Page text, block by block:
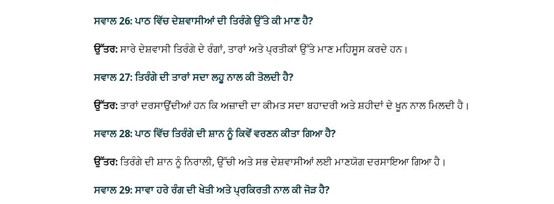
ਸਵਾਲ 26: ਪਾਠ ਵਿੱਚ ਦੇਸ਼ਵਾਸੀਆਂ ਦੀ ਤਿਰੰਗੇ ਉੱਤੇ ਕੀ ਮਾਣ ਹੈ?
ਉੱਤਰ:ਸਾਰੇ ਦੇਸ਼ਵਾਸੀ ਤਿਰੰਗੇ ਦੇ ਰੰਗਾਂ, ਤਾਰਾਂ ਅਤੇ ਪ੍ਰਤੀਕਾਂ ਉੱਤੇ ਮਾਣ ਮਹਿਸੂਸ ਕਰਦੇ ਹਨ।
ਸਵਾਲ 27: ਤਿਰੰਗੇ ਦੀ ਤਾਰਾਂ ਸਦਾ ਲਹੂ ਨਾਲ ਕੀ ਤੋਲਦੀ ਹੈ?
ਉੱਤਰ:ਤਾਰਾਂ ਦਰਸਾਉਂਦੀਆਂ ਹਨ ਕਿ ਅਜ਼ਾਦੀ ਦਾ ਕੀਮਤ ਸਦਾ ਬਹਾਦਰੀ ਅਤੇ ਸ਼ਹੀਦਾਂ ਦੇ ਖੂਨ ਨਾਲ ਮਿਲਦੀ ਹੈ।
ਸਵਾਲ 28: ਪਾਠ ਵਿੱਚ ਤਿਰੰਗੇ ਦੀ ਸ਼ਾਨ ਨੂੰ ਕਿਵੇਂ ਵਰਣਨ ਕੀਤਾ ਗਿਆ ਹੈ?
ਉੱਤਰ:ਤਿਰੰਗੇ ਦੀ ਸ਼ਾਨ ਨੂੰ ਨਿਰਾਲੀ, ਉੱਚੀ ਅਤੇ ਸਭ ਦੇਸ਼ਵਾਸੀਆਂ ਲਈ ਮਾਣਯੋਗ ਦਰਸਾਇਆ ਗਿਆ ਹੈ।
ਸਵਾਲ 29: ਸਾਵਾ ਹਰੇ ਰੰਗ ਦੀ ਖੇਤੀ ਅਤੇ ਪ੍ਰਕਿਰਤੀ ਨਾਲ ਕੀ ਜੋੜ ਹੈ?